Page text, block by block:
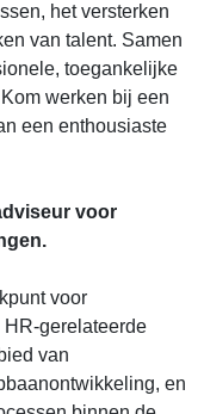
het versterken
van talent. Samen
toegankelijke
werken bij een
een enthousiaste
voor
voor
gerelateerde
van
en